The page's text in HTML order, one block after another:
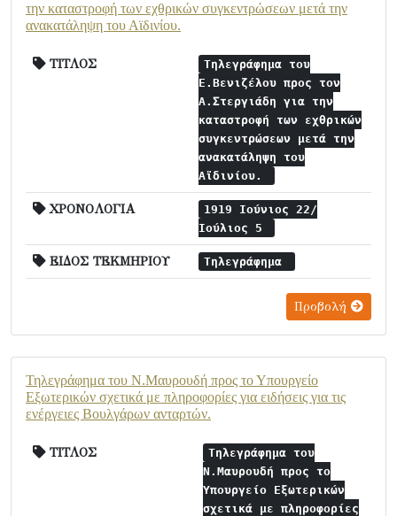
την καταστροφή των εχθρικών συγκεντρώσεων μετά την
ανακατάληψη του Αϊδινίου.
ΤΙΤΛΟΣ
Τηλεγράφημα του
Ε.Βενιζέλου προς τον
Α.Στεργιάδη για την
καταστροφή των εχθρικών
συγκεντρώσεων μετά την
ανακατάληψη του
Αϊδινίου.
ΧΡΟΝΟΛΟΓΙΑ
1919 Ιούνιος 22/
Ιούλιος 5
ΕΙΔΟΣ ΤΕΚΜΗΡΙΟΥ Τηλεγράφημα
Προβολή
Τηλεγράφημα του Ν.Μαυρουδή προς το Υπουργείο
Εξωτερικών σχετικά με πληροφορίες για ειδήσεις για τις
ενέργειες Βουλγάρων ανταρτών.
ΤΙΤΛΟΣ
Τηλεγράφημα του
Ν.Μαυρουδή προς το
Υπουργείο Εξωτερικών
σχετικά με πληροφορίες